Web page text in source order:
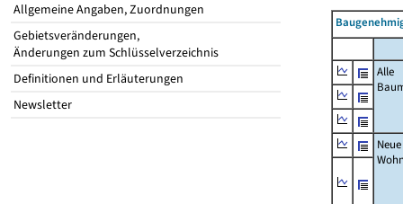
Allgemeine Angaben, Zuordnungen
Gebietsveränderungen,
Änderungen zum Schlüsselverzeichnis
Definitionen und Erläuterungen
Newsletter
Alle
Neue